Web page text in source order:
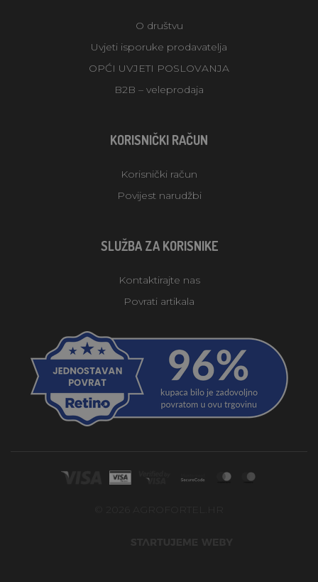
O društvu
Uvjeti isporuke prodavatelja
OPĆI UVJETI POSLOVANJA
B2B – veleprodaja
KORISNIČKI RAČUN
Korisnički račun
Povijest narudžbi
SLUŽBA ZA KORISNIKE
Kontaktirajte nas
Povrati artikala